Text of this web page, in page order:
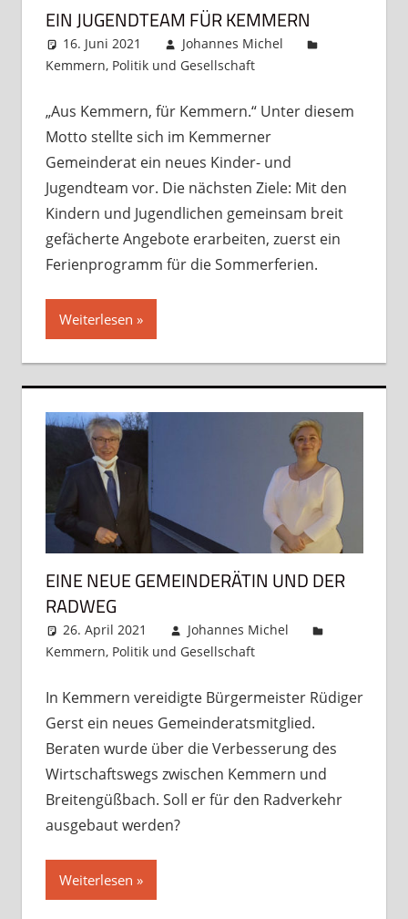
EIN JUGENDTEAM FÜR KEMMERN
16. Juni 2021
Johannes Michel
Kemmern, Politik und Gesellschaft
„Aus Kemmern, für Kemmern.“ Unter diesem
Motto stellte sich im Kemmerner
Gemeinderat ein neues Kinder- und
Jugendteam vor. Die nächsten Ziele: Mit den
Kindern und Jugendlichen gemeinsam breit
gefächerte Angebote erarbeiten, zuerst ein
Ferienprogramm für die Sommerferien.
Weiterlesen
EINE NEUE GEMEINDERÄTIN UND DER
RADWEG
26. April 2021
Johannes Michel
Kemmern, Politik und Gesellschaft
In Kemmern vereidigte Bürgermeister Rüdiger
Gerst ein neues Gemeinderatsmitglied.
Beraten wurde über die Verbesserung des
Wirtschaftswegs zwischen Kemmern und
Breitengüßbach. Soll er für den Radverkehr
ausgebaut werden?
Weiterlesen